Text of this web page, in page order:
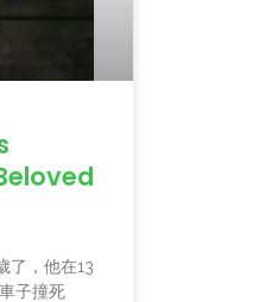
了，他在13
子撞死